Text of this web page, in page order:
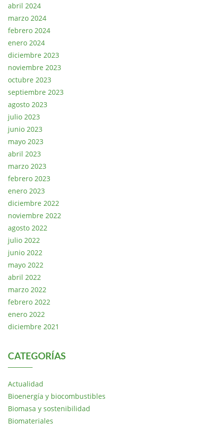
abril 2024
marzo 2024
febrero 2024
enero 2024
diciembre 2023
noviembre 2023
octubre 2023
septiembre 2023
agosto 2023
julio 2023
junio 2023
mayo 2023
abril 2023
marzo 2023
febrero 2023
enero 2023
diciembre 2022
noviembre 2022
agosto 2022
julio 2022
junio 2022
mayo 2022
abril 2022
marzo 2022
febrero 2022
enero 2022
diciembre 2021
CATEGORÍAS
Actualidad
Bioenergía y biocombustibles
Biomasa y sostenibilidad
Biomateriales